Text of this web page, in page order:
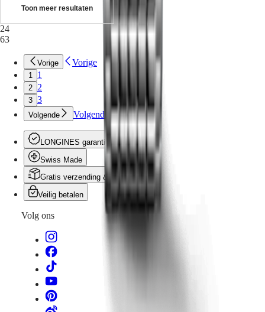
Toon meer resultaten
24
63
Vorige Vorige
1 1
2 2
3 3
Volgende Volgende
LONGINES garantie
Swiss Made
Gratis verzending & retourneren
Veilig betalen
Volg ons